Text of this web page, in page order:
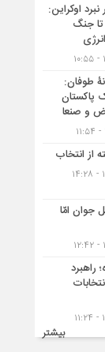
نبرد اوکراین:
تا جنگ
طوفان:
پاکستان
و صنعا
از انتخاب
امّا
راهبرد
بیشتر